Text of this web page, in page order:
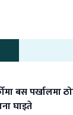
बस पर्खालमा
घाइते